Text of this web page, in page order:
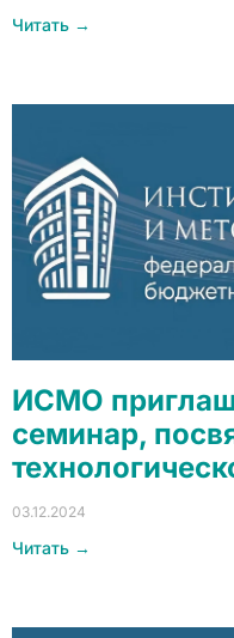
Читать →
ИСМО
семинар,
03.12.2024
Читать →